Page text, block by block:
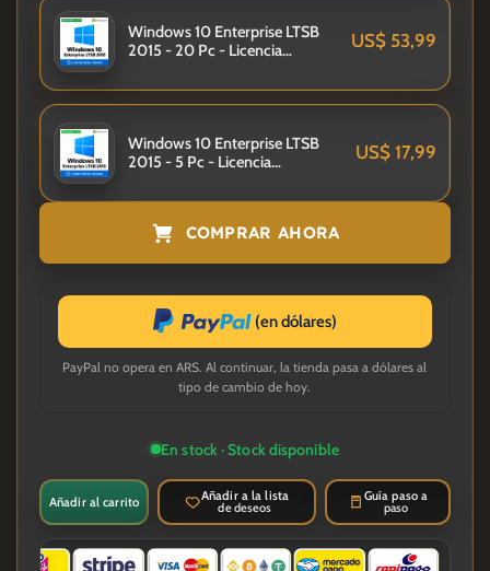
Windows 10 Enterprise LTSB
2015 - 20 Pc - Licencia
US$53,99
Windows 10 Enterprise LTSB
2015 - 5 Pc - Licencia
US$17,99
COMPRAR AHORA
(en dólares)
PayPal no opera enARS. Al continuar, la tienda pasa a dólares al
tipo de cambio de hoy.
En stock · Stock disponible
Añadir al carrito Añadir a la lista
de deseos
Guía paso a
paso